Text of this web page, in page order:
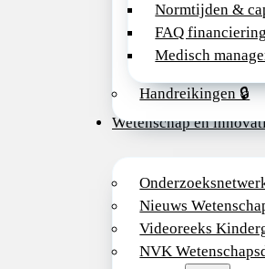
Normtijden &
FAQ financiering
Medisch
Handreikingen 🔒
Wetenschap en
Nieuws
Videoreeks
NVK